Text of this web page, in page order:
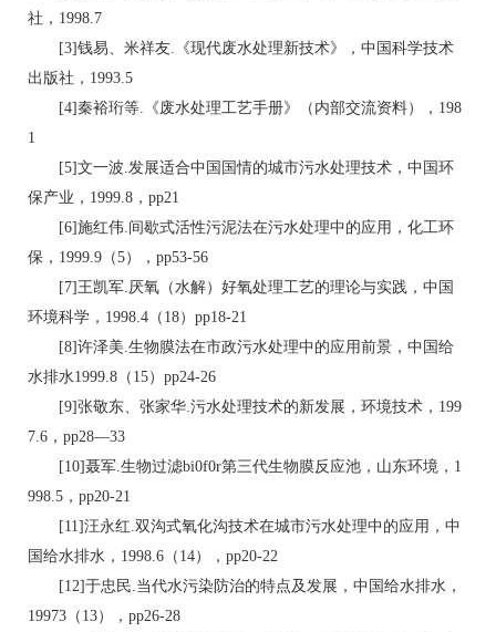
社，1998.7
[3]钱易、米祥友.《现代废水处理新技术》，中国科学技术
出版社，1993.5
[4]秦裕珩等.《废水处理工艺手册》（内部交流资料），198
1
[5]文一波.发展适合中国国情的城市污水处理技术，中国环
保产业，1999.8，pp21
[6]施红伟.间歇式活性污泥法在污水处理中的应用，化工环
保，1999.9（5），pp53-56
[7]王凯军.厌氧（水解）好氧处理工艺的理论与实践，中国
环境科学，1998.4（18）pp18-21
[8]许泽美.生物膜法在市政污水处理中的应用前景，中国给
水排水1999.8（15）pp24-26
[9]张敬东、张家华.污水处理技术的新发展，环境技术，199
7.6，pp28—33
[10]聂军.生物过滤bi0f0r第三代生物膜反应池，山东环境，1
998.5，pp20-21
[11]汪永红.双沟式氧化沟技术在城市污水处理中的应用，中
国给水排水，1998.6（14），pp20-22
[12]于忠民.当代水污染防治的特点及发展，中国给水排水，
19973（13），pp26-28